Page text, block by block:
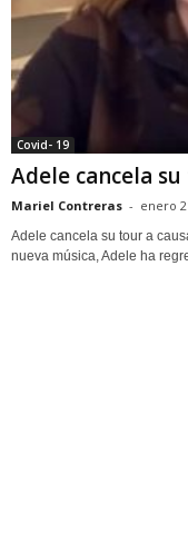
Covid- 19
Adele cancela
Mariel Contreras - enero
Adele cancela su tour a
nueva música, Adele ha